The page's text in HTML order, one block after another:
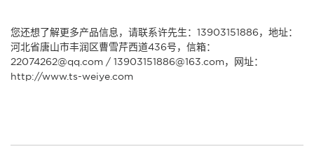
您还想了解更多产品信息，请联系许先生：13903151886，地址：
河北省唐山市丰润区曹雪芹西道436号，信箱：
22074262@qq.com / 13903151886@163.com，网址：
http://www.ts-weiye.com